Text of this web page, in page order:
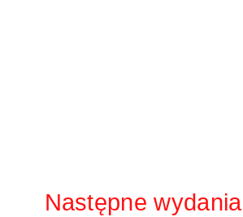
Następne wydania